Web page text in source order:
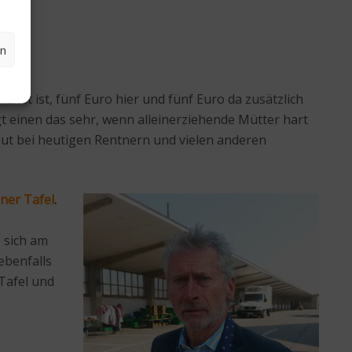
ist, fünf Euro hier und fünf Euro da zusätzlich
einen das sehr, wenn alleinerziehende Mütter hart
bei heutigen Rentnern und vielen anderen
Tafel.
am
und